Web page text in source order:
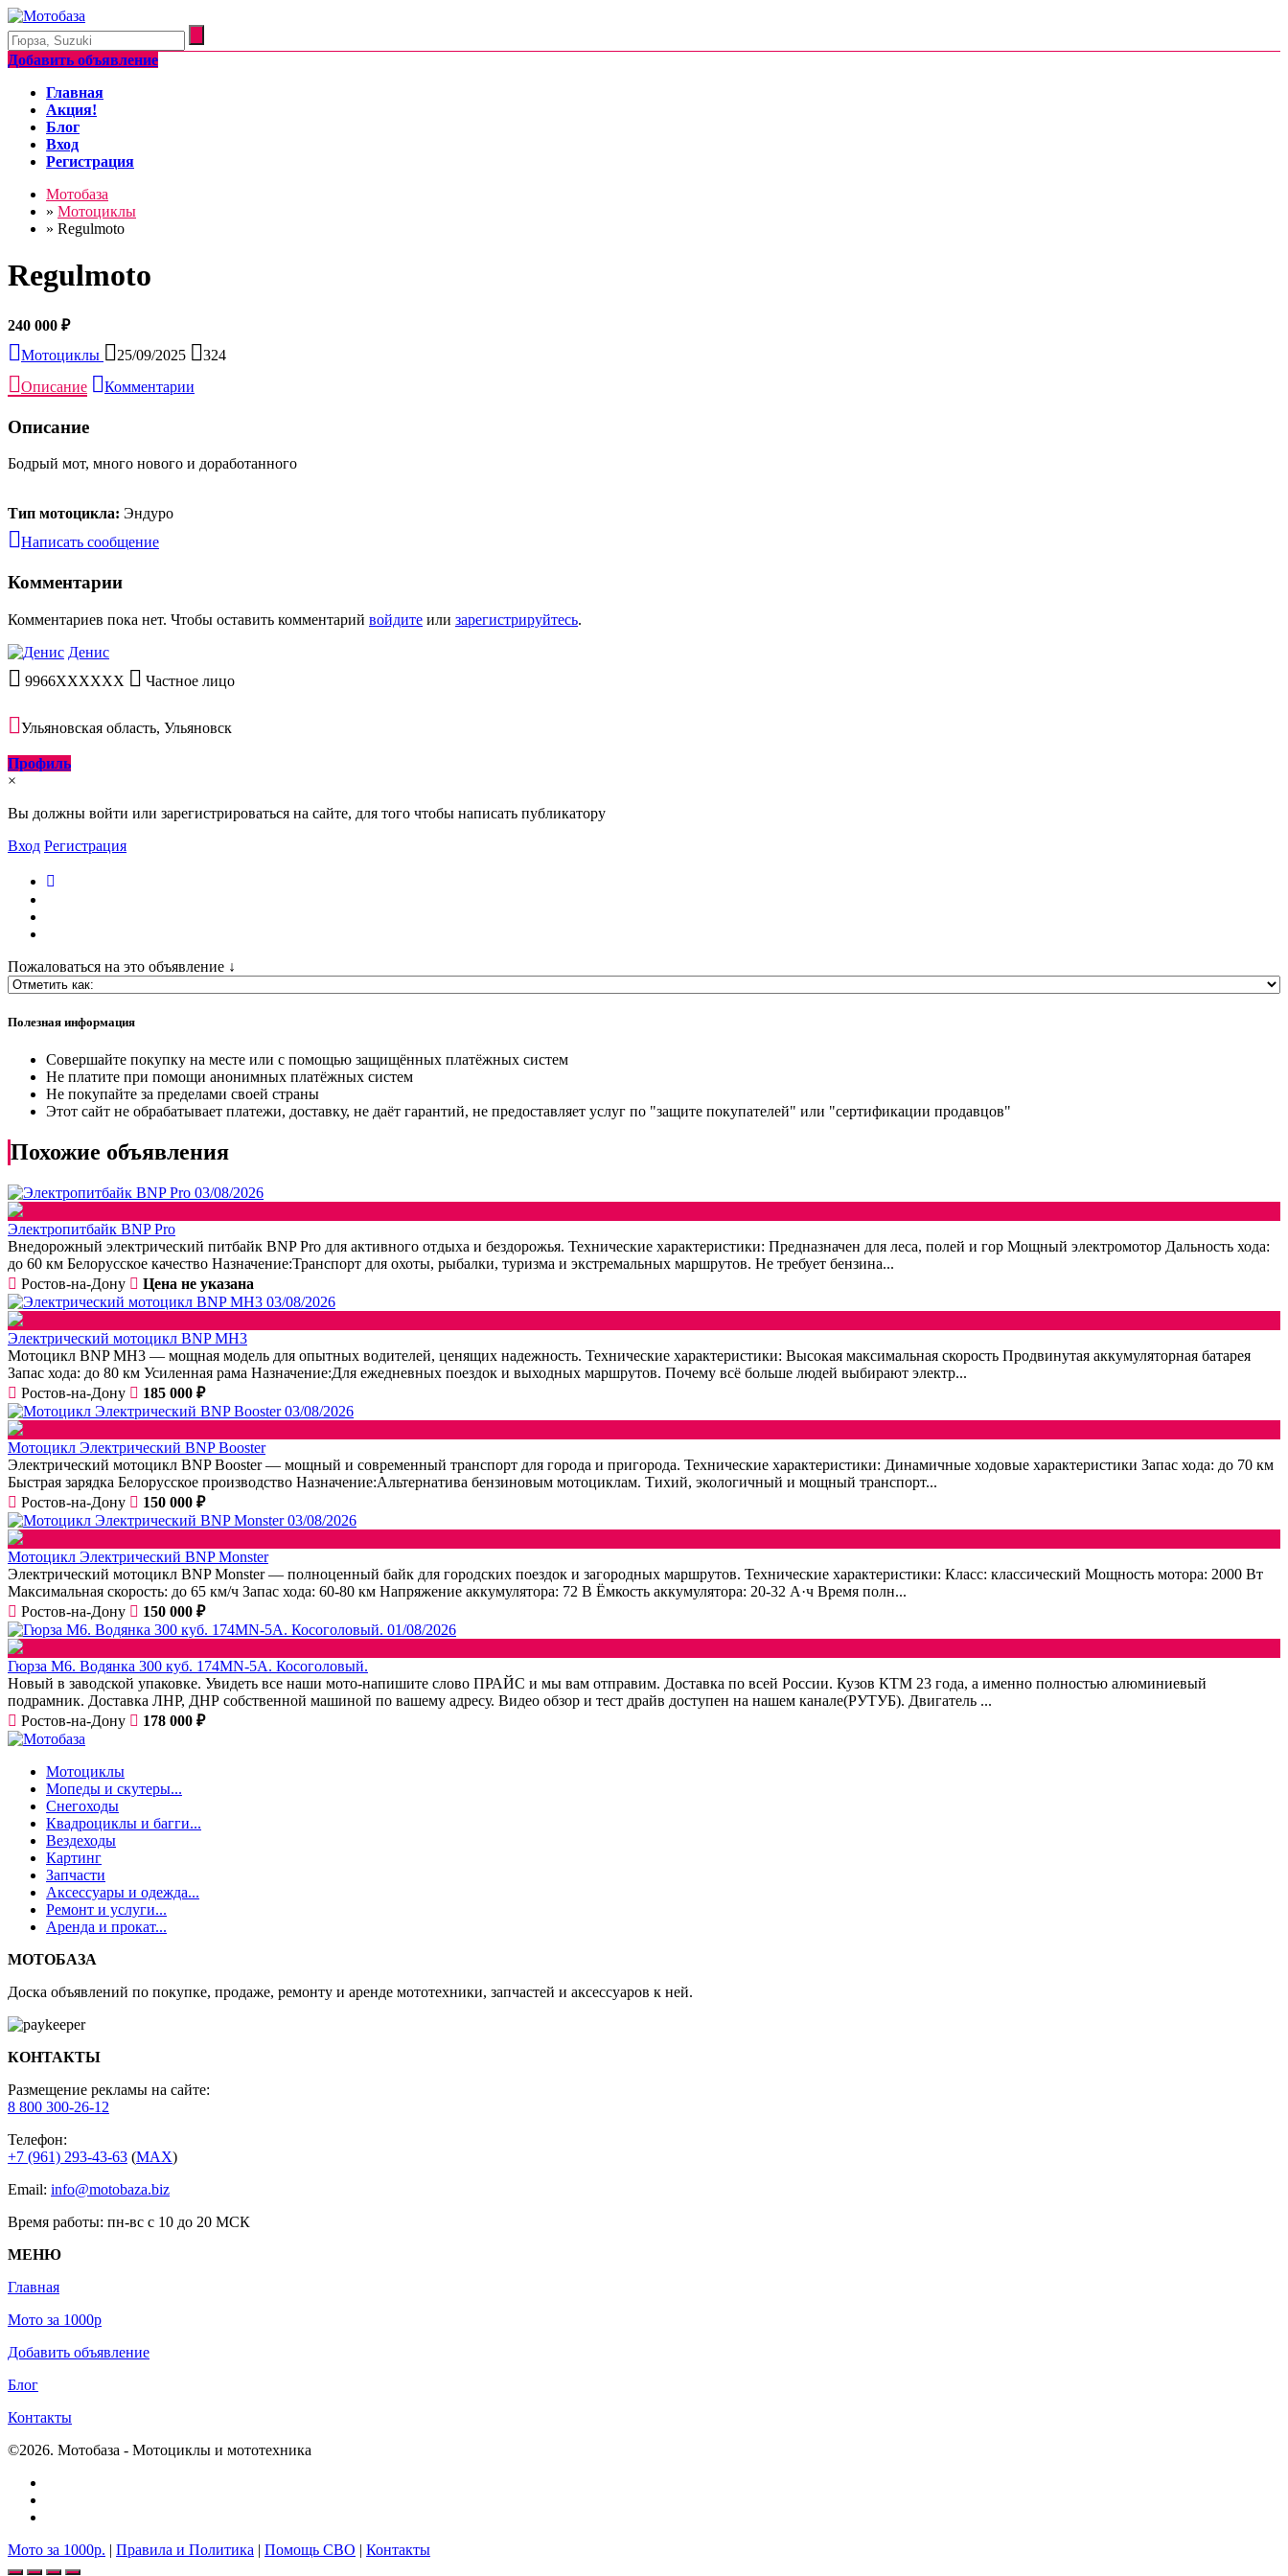
Добавить объявление
Главная
Акция!
Блог
Вход
Регистрация
Мотобаза
» Мотоциклы
» Regulmoto
Regulmoto
240 000 ₽
Мотоциклы
25/09/2025
324
Описание
Комментарии
Описание
Бодрый мот, много нового и доработанного
Тип мотоцикла: Эндуро
Написать сообщение
Комментарии
Комментариев пока нет. Чтобы оставить комментарий войдите или зарегистрируйтесь.
Денис
9966XXXXXX
Частное лицо
Ульяновская область, Ульяновск
Профиль
×
Вы должны войти или зарегистрироваться на сайте, для того чтобы написать публикатору
Вход Регистрация
Пожаловаться на это объявление ↓
Полезная информация
Совершайте покупку на месте или с помощью защищённых платёжных систем
Не платите при помощи анонимных платёжных систем
Не покупайте за пределами своей страны
Этот сайт не обрабатывает платежи, доставку, не даёт гарантий, не предоставляет услуг по "защите покупателей" или "сертификации продавцов"
Похожие объявления
03/08/2026
Электропитбайк BNP Pro
Внедорожный электрический питбайк BNP Pro для активного отдыха и бездорожья. Технические характеристики: Предназначен для леса, полей и гор Мощный электромотор Дальность хода:
до 60 км Белорусское качество Назначение:Транспорт для охоты, рыбалки, туризма и экстремальных маршрутов. Не требует бензина...
Ростов-на-Дону
Цена не указана
03/08/2026
Электрический мотоцикл BNP MH3
Мотоцикл BNP MH3 — мощная модель для опытных водителей, ценящих надежность. Технические характеристики: Высокая максимальная скорость Продвинутая аккумуляторная батарея
Запас хода: до 80 км Усиленная рама Назначение:Для ежедневных поездок и выходных маршрутов. Почему всё больше людей выбирают электр...
Ростов-на-Дону
185 000 ₽
03/08/2026
Мотоцикл Электрический BNP Booster
Электрический мотоцикл BNP Booster — мощный и современный транспорт для города и пригорода. Технические характеристики: Динамичные ходовые характеристики Запас хода: до 70 км
Быстрая зарядка Белорусское производство Назначение:Альтернатива бензиновым мотоциклам. Тихий, экологичный и мощный транспорт...
Ростов-на-Дону
150 000 ₽
03/08/2026
Мотоцикл Электрический BNP Monster
Электрический мотоцикл BNP Monster — полноценный байк для городских поездок и загородных маршрутов. Технические характеристики: Класс: классический Мощность мотора: 2000 Вт
Максимальная скорость: до 65 км/ч Запас хода: 60-80 км Напряжение аккумулятора: 72 В Ёмкость аккумулятора: 20-32 А·ч Время полн...
Ростов-на-Дону
150 000 ₽
01/08/2026
Гюрза М6. Водянка 300 куб. 174MN-5A. Косоголовый.
Новый в заводской упаковке. Увидеть все наши мото-напишите слово ПРАЙС и мы вам отправим. Доставка по всей России. Кузов КТМ 23 года, а именно полностью алюминиевый
подрамник. Доставка ЛНР, ДНР собственной машиной по вашему адресу. Видео обзор и тест драйв доступен на нашем канале(РУТУБ). Двигатель ...
Ростов-на-Дону
178 000 ₽
Мотоциклы
Мопеды и скутеры...
Снегоходы
Квадроциклы и багги...
Вездеходы
Кaртинг
Запчасти
Аксессуары и одежда...
Ремонт и услуги...
Аренда и прокат...
МОТОБАЗА
Доска объявлений по покупке, продаже, ремонту и аренде мототехники, запчастей и аксессуаров к ней.
КОНТАКТЫ
Размещение рекламы на сайте:
8 800 300-26-12
Телефон:
+7 (961) 293-43-63 (МАХ)
Email: info@motobaza.biz
Время работы: пн-вс с 10 до 20 МСК
МЕНЮ
Главная
Мото за 1000р
Добавить объявление
Блог
Контакты
©2026. Мотобаза - Мотоциклы и мототехника
Мото за 1000р. | Правила и Политика | Помощь СВО | Контакты